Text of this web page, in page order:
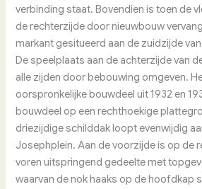
verbinding staat. Bovendien is toen de
de rechterzijde door nieuwbouw
markant gesitueerd aan de zuidzijde
De speelplaats aan de achterzijde van
alle zijden door bebouwing omgeven.
oorspronkelijke bouwdeel uit 1932 en
bouwdeel op een rechthoekige
driezijdige schilddak loopt evenwijdig
Josephplein. Aan de voorzijde is op de
voren uitspringend gedeelte met
waarvan de nok haaks op de hoofdkap